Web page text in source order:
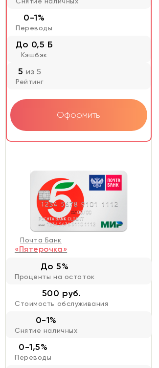
0-1%
Переводы
До 0,5 Б
Кэшбэк
5из 5
Рейтинг
Оформить
Почта Банк
«Пятерочка»
До 5%
Проценты на остаток
500 руб.
Стоимость обслуживания
0-1%
Снятие наличных
0-1,5%
Переводы